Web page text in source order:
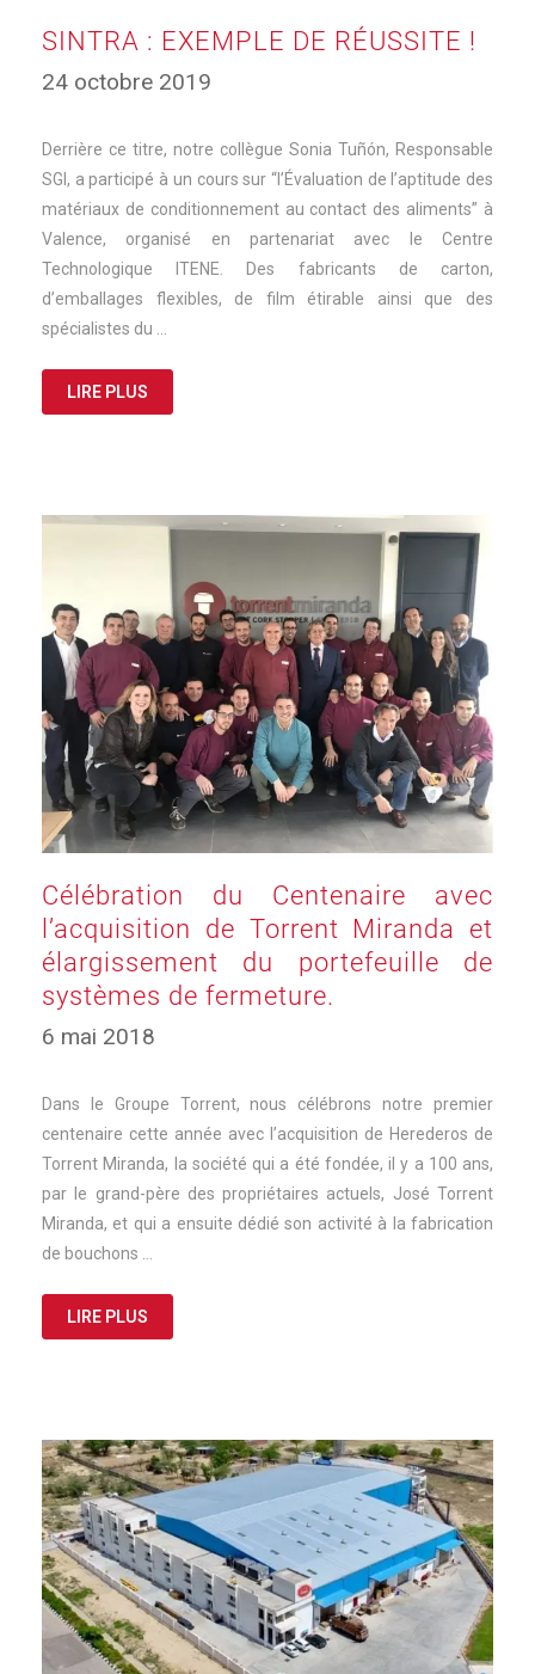
SINTRA : EXEMPLE DE RÉUSSITE !
24 octobre 2019
Derrière ce titre, notre collègue Sonia Tuñón, Responsable
SGI, a participé à un cours sur “l’Évaluation de l’aptitude des
matériaux de conditionnement au contact des aliments” à
Valence, organisé en partenariat avec le Centre
Technologique ITENE. Des fabricants de carton,
d’emballages flexibles, de film étirable ainsi que des
spécialistes du …
LIRE PLUS
Célébration du Centenaire avec
l’acquisition de Torrent Miranda et
élargissement du portefeuille de
systèmes de fermeture.
6 mai 2018
Dans le Groupe Torrent, nous célébrons notre premier
centenaire cette année avec l’acquisition de Herederos de
Torrent Miranda, la société qui a été fondée, il y a 100 ans,
par le grand-père des propriétaires actuels, José Torrent
Miranda, et qui a ensuite dédié son activité à la fabrication
de bouchons …
LIRE PLUS